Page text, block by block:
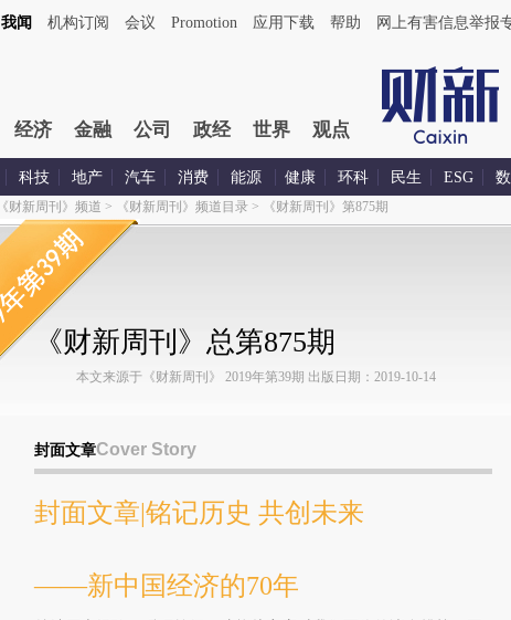
我闻 机构订阅 会议 Promotion 应用下载 帮助 网上有害信息举报
经济 金融 公司 政经 世界 观点
科技 地产 汽车 消费 能源 健康 环科 民生 ESG
《财新周刊》频道 > 《财新周刊》频道目录> 《财新周刊》第875期
《财新周刊》总第875期
本文来源于《财新周刊》 2019年第39期 出版日期：2019-10-14
封面文章Cover Story
封面文章|铭记历史 共创未来
——新中国经济的70年